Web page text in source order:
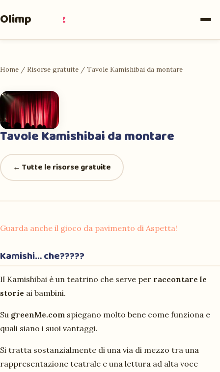
Olimpia Ruiz
Home / Risorse gratuite / Tavole Kamishibai da montare
Tavole Kamishibai da montare
← Tutte le risorse gratuite
Guarda anche il gioco da pavimento di Aspetta!
Kamishi… che?????
Il Kamishibai è un teatrino che serve per raccontare le
storie ai bambini.
Su greenMe.com spiegano molto bene come funziona e
quali siano i suoi vantaggi.
Si tratta sostanzialmente di una via di mezzo tra una
rappresentazione teatrale e una lettura ad alta voce